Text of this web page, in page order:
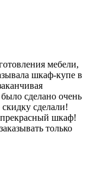
мебели,
шкаф-купе в
сделано очень
сделали!
прекрасный шкаф!
только